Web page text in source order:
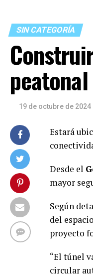
SIN CATEGORÍA
19 de octubre de 2024
Estará
Desde el
mayor
Según
del
proyecto
“El túnel
circular